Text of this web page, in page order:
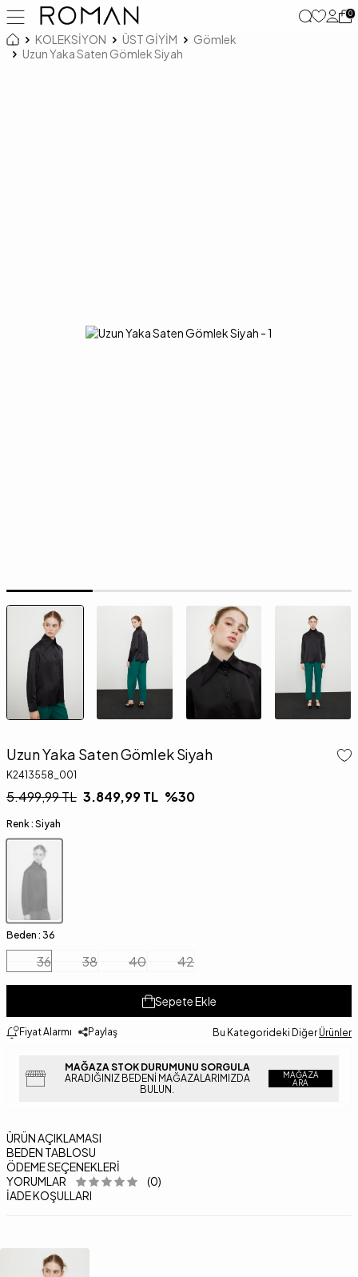
0
KOLEKSİYON ÜST GİYİM
Gömlek
Uzun Yaka Saten Gömlek Siyah
Uzun Yaka Saten Gömlek Siyah
K2413558_001
5.499,99TL 3.849,99TL %30
Renk : Siyah
Beden : 36
36 38 40 42
Sepete Ekle
Fiyat Alarmı Paylaş Bu Kategorideki Diğer Ürünler
MAĞAZA STOK DURUMUNU SORGULA
ARADIĞINIZ BEDENI MAĞAZALARIMIZDA
BULUN.
MAĞAZA
ARA
ÜRÜN AÇIKLAMASI
BEDEN TABLOSU
ÖDEME SEÇENEKLERI
YORUMLAR
(0)
İADE KOŞULLARI